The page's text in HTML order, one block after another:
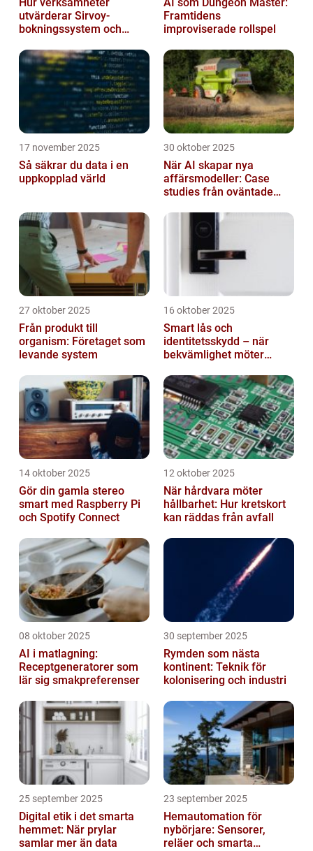
utvärderar Sirvoy-
bokningssystem och
Framtidens
improviserade rollspel
17 november 2025
Så säkrar du data i en
uppkopplad värld
30 oktober 2025
När AI skapar nya
affärsmodeller: Case
studies från oväntade
27 oktober 2025
Från produkt till
organism: Företaget som
levande system
16 oktober 2025
Smart lås och
identitetsskydd – när
bekvämlighet möter
14 oktober 2025
Gör din gamla stereo
smart med Raspberry Pi
och Spotify Connect
12 oktober 2025
När hårdvara möter
hållbarhet: Hur kretskort
kan räddas från avfall
08 oktober 2025
AI i matlagning:
Receptgeneratorer som
lär sig smakpreferenser
30 september 2025
Rymden som nästa
kontinent: Teknik för
kolonisering och industri
25 september 2025
Digital etik i det smarta
hemmet: När prylar
samlar mer än data
23 september 2025
Hemautomation för
nybörjare: Sensorer,
reläer och smarta